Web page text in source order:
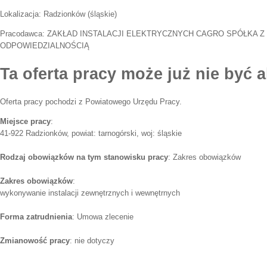
Lokalizacja: Radzionków(śląskie)
Pracodawca: ZAKŁAD INSTALACJI ELEKTRYCZNYCH CAGRO SPÓŁKA Z
ODPOWIEDZIALNOŚCIĄ
Ta oferta pracy może już nie być
Oferta pracy pochodzi z Powiatowego Urzędu Pracy.
Miejsce pracy:
41-922 Radzionków, powiat: tarnogórski, woj: śląskie
Rodzaj obowiązków na tym stanowisku pracy: Zakres obowiązków
Zakres obowiązków:
wykonywanie instalacji zewnętrznych i wewnętrnych
Forma zatrudnienia: Umowa zlecenie
Zmianowość pracy: nie dotyczy